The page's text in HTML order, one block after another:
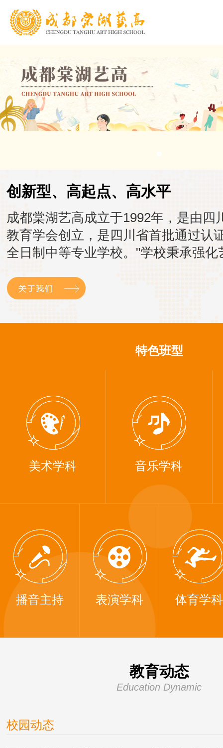
创新型、高起点、高水平
成都棠湖艺高成立于1992年，是由四
教育学会创立，是四川省首批通过认
全日制中等专业学校。"学校秉承强化
淀，现已成为一所拥有高水平专业教
伍和专家团队的综合性艺术院校。"原
成都科学技术学校，后更...
特色班型
美术学科 音乐学科
播音主持 表演学科 体育学科
教育动态
Education Dynamic
校园动态